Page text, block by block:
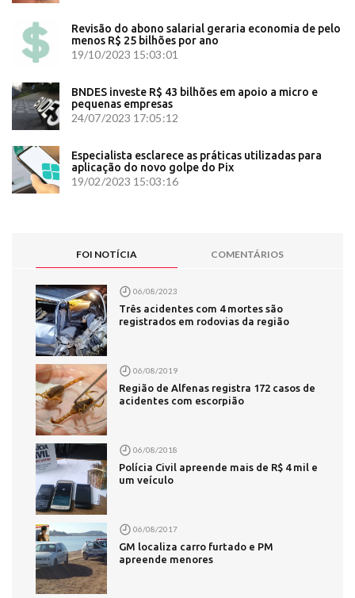
Revisão do abono salarial geraria economia de pelo
menos R$ 25 bilhões por ano
19/10/2023 15:03:01
BNDES investe R$ 43 bilhões em apoio a micro e
pequenas empresas
24/07/2023 17:05:12
Especialista esclarece as práticas utilizadas para
aplicação do novo golpe do Pix
19/02/2023 15:03:16
FOI NOTÍCIA COMENTÁRIOS
06/08/2023
Três acidentes com 4 mortes são
registrados em rodovias da região
06/08/2019
Região de Alfenas registra 172 casos de
acidentes com escorpião
06/08/2018
Polícia Civil apreende mais de R$ 4 mil e
um veículo
06/08/2017
GM localiza carro furtado e PM
apreende menores